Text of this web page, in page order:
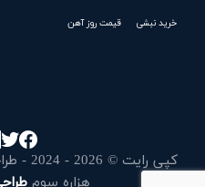
خرید نبشی قیمت روز آهن
هزاره سوم